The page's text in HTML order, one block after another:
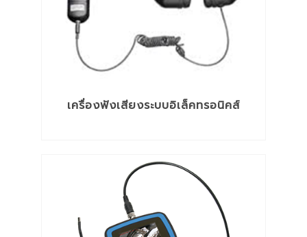
เครื่องฟังเสียงระบบอิเล็คทรอนิคส์